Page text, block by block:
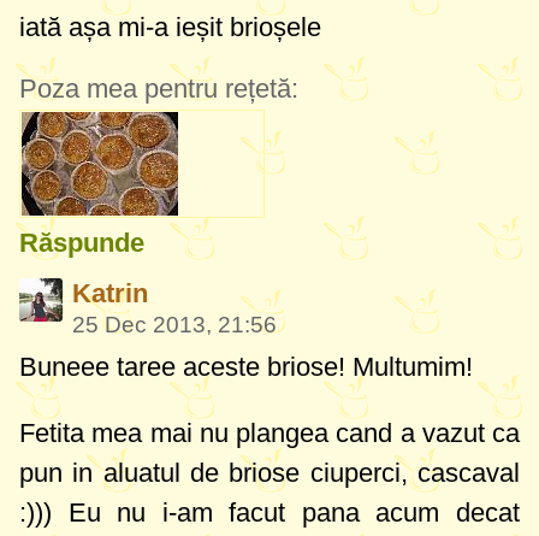
iată așa mi-a ieșit brioșele
Poza mea pentru rețetă:
Răspunde
Katrin
25 Dec 2013, 21:56
Buneee taree aceste briose! Multumim!
Fetita mea mai nu plangea cand a vazut ca
pun in aluatul de briose ciuperci, cascaval
:))) Eu nu i-am facut pana acum decat